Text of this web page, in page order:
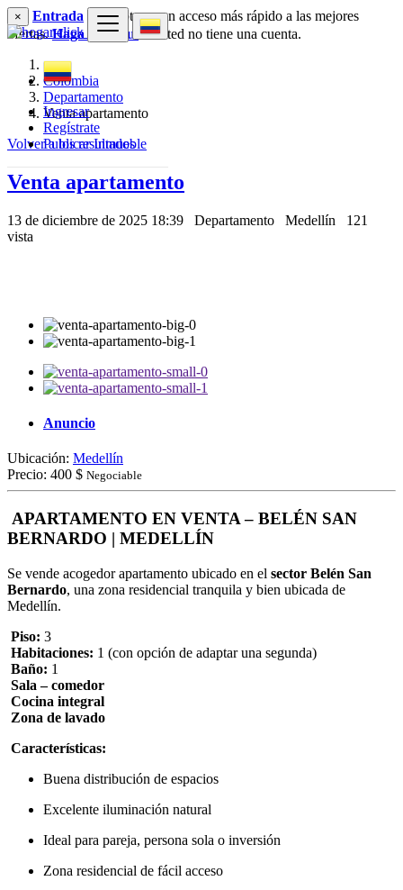
Ingresar
Regístrate
Publicar Inmueble
× Entrada para obtener un acceso más rápido a las mejores
ofertas.Haga clic aquí si usted no tiene una cuenta.
Colombia
Departamento
Venta apartamento
Volver a los resultados
Venta apartamento
13 de diciembre de 2025 18:39 Departamento Medellín
121
vista
Anuncio
Ubicación: Medellín
Precio: 400 $ Negociable
APARTAMENTO EN VENTA – BELÉN SAN
BERNARDO | MEDELLÍN
Se vende acogedor apartamento ubicado en el sector Belén San
Bernardo, una zona residencial tranquila y bien ubicada de
Medellín.
Piso: 3
Habitaciones: 1 (con opción de adaptar una segunda)
Baño: 1
Sala – comedor
Cocina integral
Zona de lavado
Características:
Buena distribución de espacios
Excelente iluminación natural
Ideal para pareja, persona sola o inversión
Zona residencial de fácil acceso